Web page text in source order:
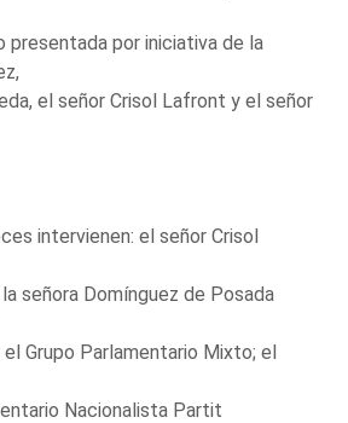
presentada por iniciativa de la
el señor Crisol Lafront y el señor
intervienen: el señor Crisol
señora Domínguez de Posada
Grupo Parlamentario Mixto; el
Nacionalista Partit